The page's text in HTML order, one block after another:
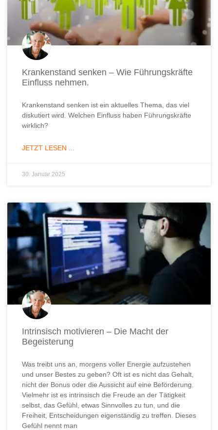
Krankenstand senken – Wie Führungskräfte
Einfluss nehmen.
Krankenstand senken ist ein aktuelles Thema, das viel
diskutiert wird. Welchen Einfluss haben Führungskräfte
wirklich?
JETZT LESEN ...
30. Januar 2025
Intrinsisch motivieren – Die Macht der
Begeisterung
Was treibt uns an, morgens voller Energie aufzustehen
und unser Bestes zu geben? Oft ist es nicht das Gehalt,
nicht der Bonus oder die Aussicht auf eine Beförderung.
Vielmehr ist es intrinsisch die Freude an der Tätigkeit
selbst, das Gefühl, etwas Sinnvolles zu tun, und die
Freiheit, Entscheidungen eigenständig zu treffen. Dieses
Gefühl nennt man